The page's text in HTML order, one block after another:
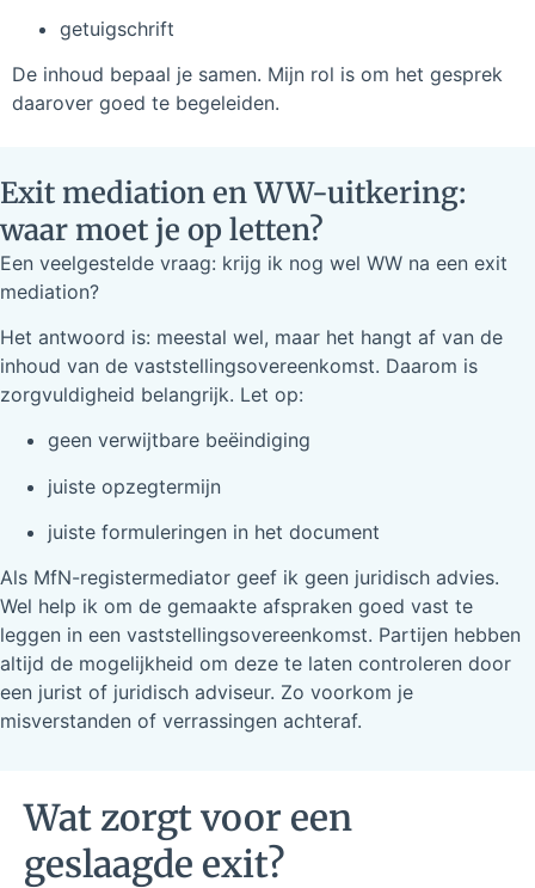
getuigschrift
De inhoud bepaal je samen. Mijn rol is om het gesprek
daarover goed te begeleiden.
Exit mediation en WW-uitkering:
waar moet je op letten?
Een veelgestelde vraag: krijg ik nog wel WW na een exit
mediation?
Het antwoord is: meestal wel, maar het hangt af van de
inhoud van de vaststellingsovereenkomst. Daarom is
zorgvuldigheid belangrijk. Let op:
geen verwijtbare beëindiging
juiste opzegtermijn
juiste formuleringen in het document
Als MfN-registermediator geef ik geen juridisch advies.
Wel help ik om de gemaakte afspraken goed vast te
leggen in een vaststellingsovereenkomst. Partijen hebben
altijd de mogelijkheid om deze te laten controleren door
een jurist of juridisch adviseur. Zo voorkom je
misverstanden of verrassingen achteraf.
Wat zorgt voor een
geslaagde exit?